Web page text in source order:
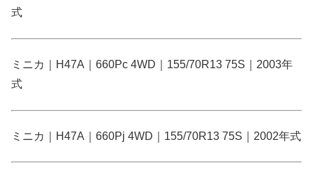
式
ミニカ｜H47A｜660Pc 4WD｜155/70R13 75S｜2003年
式
ミニカ｜H47A｜660Pj 4WD｜155/70R13 75S｜2002年式